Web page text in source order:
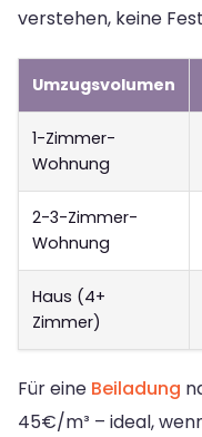
verstehen, keine
Umzugsvolumen
1-Zimmer-
Wohnung
2-3-Zimmer-
Wohnung
Haus (4+
Zimmer)
Für eine Beiladung
45€/m³ – ideal,